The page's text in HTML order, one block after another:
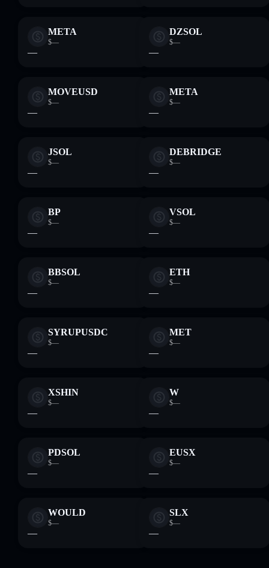
META
$—
—
DZSOL
$—
—
MOVEUSD
$—
—
META
$—
—
JSOL
$—
—
DEBRIDGE
$—
—
BP
$—
—
VSOL
$—
—
BBSOL
$—
—
ETH
$—
—
SYRUPUSDC
$—
—
MET
$—
—
XSHIN
$—
—
W
$—
—
PDSOL
$—
—
EUSX
$—
—
WOULD
$—
—
SLX
$—
—